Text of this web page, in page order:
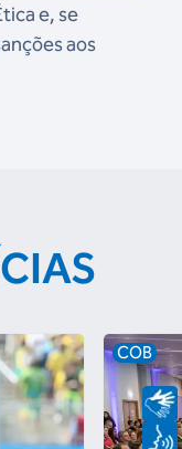
e, se
aos
COB